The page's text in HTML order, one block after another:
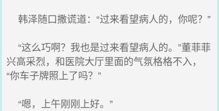
韩泽随口撒谎道：“过来看望病人的，你呢？”
“这么巧啊？我也是过来看望病人的。”董菲菲
兴高采烈，和医院大厅里面的气氛格格不入，
“你车子牌照上了吗？”
“嗯，上午刚刚上好。”